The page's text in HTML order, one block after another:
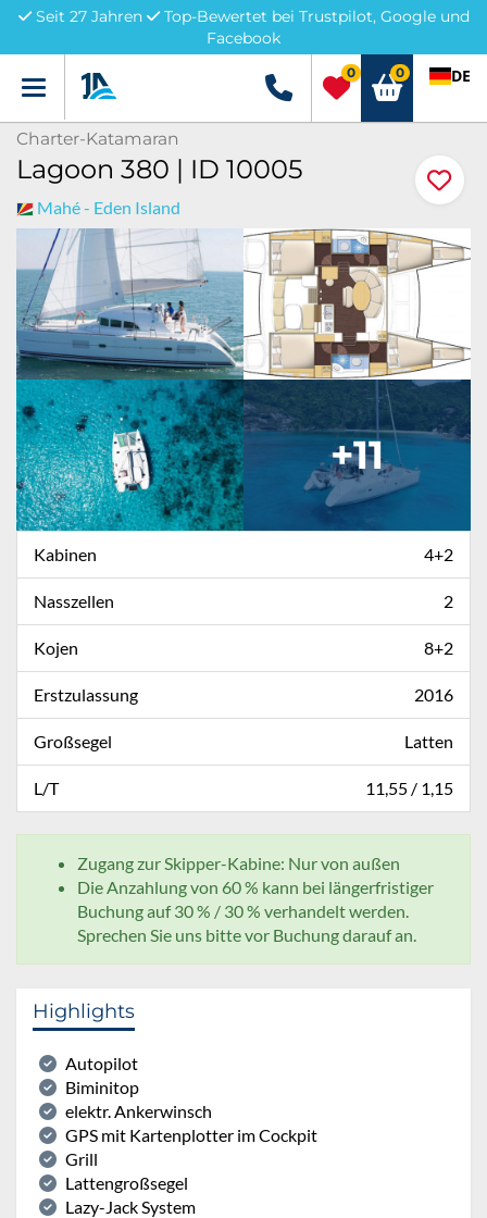
Seit 27 Jahren
Top-Bewertet bei Trustpilot, Google und
Facebook
Menü +49 5741 3222690
0 0 DE
Charter-Katamaran
Lagoon 380 | ID 10005
Mahé - Eden Island
+11
Kabinen 4+2
Nasszellen 2
Kojen 8+2
Erstzulassung 2016
Großsegel Latten
L/T 11,55 / 1,15
Zugang zur Skipper-Kabine: Nur von außen
Die Anzahlung von 60 % kann bei längerfristiger
Buchung auf 30 % / 30 % verhandelt werden.
Sprechen Sie uns bitte vor Buchung darauf an.
Highlights
Autopilot
Biminitop
elektr. Ankerwinsch
GPS mit Kartenplotter im Cockpit
Grill
Lattengroßsegel
Lazy-Jack System